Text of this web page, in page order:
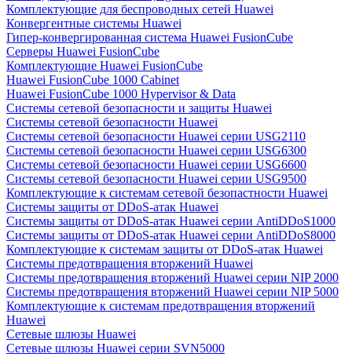
Комплектующие для беспроводных сетей Huawei
Конвергентные системы Huawei
Гипер-конвергированная система Huawei FusionCube
Серверы Huawei FusionCube
Комплектующие Huawei FusionCube
Huawei FusionCube 1000 Cabinet
Huawei FusionCube 1000 Hypervisor & Data
Системы сетевой безопасности и защиты Huawei
Системы сетевой безопасности Huawei
Системы сетевой безопасности Huawei серии USG2110
Системы сетевой безопасности Huawei серии USG6300
Системы сетевой безопасности Huawei серии USG6600
Системы сетевой безопасности Huawei серии USG9500
Комплектующие к системам сетевой безопастности Huawei
Системы защиты от DDoS-атак Huawei
Системы защиты от DDoS-атак Huawei серии AntiDDoS1000
Системы защиты от DDoS-атак Huawei серии AntiDDoS8000
Комплектующие к системам защиты от DDoS-атак Huawei
Системы предотвращения вторжений Huawei
Системы предотвращения вторжений Huawei серии NIP 2000
Системы предотвращения вторжений Huawei серии NIP 5000
Комплектующие к системам предотвращения вторжений
Huawei
Сетевые шлюзы Huawei
Сетевые шлюзы Huawei серии SVN5000